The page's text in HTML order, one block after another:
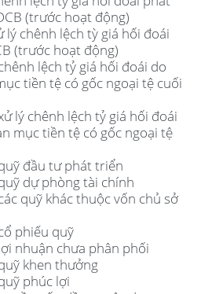
(trước hoạt động)
lý chênh lệch tỳ giá hối đoái
(trước hoạt động)
lệch tỷ giá hối đoái do
tiền tệ có gốc ngoại tệ cuối
lý chênh lệch tỷ giá hối đoái
mục tiền tệ có gốc ngoại tệ
đầu tư phát triển
dự phòng tài chính
quỹ khác thuộc vốn chủ sở
phiếu quỹ
nhuận chưa phân phối
khen thưởng
phúc lợi